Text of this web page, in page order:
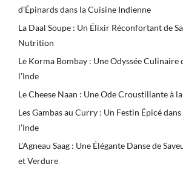
d’Épinards dans la Cuisine Indienne
La Daal Soupe : Un Élixir Réconfortant de
Nutrition
Le Korma Bombay : Une Odyssée Culinaire
l’Inde
Le Cheese Naan : Une Ode Croustillante à
Les Gambas au Curry : Un Festin Épicé dans
l’Inde
L’Agneau Saag : Une Élégante Danse de
et Verdure